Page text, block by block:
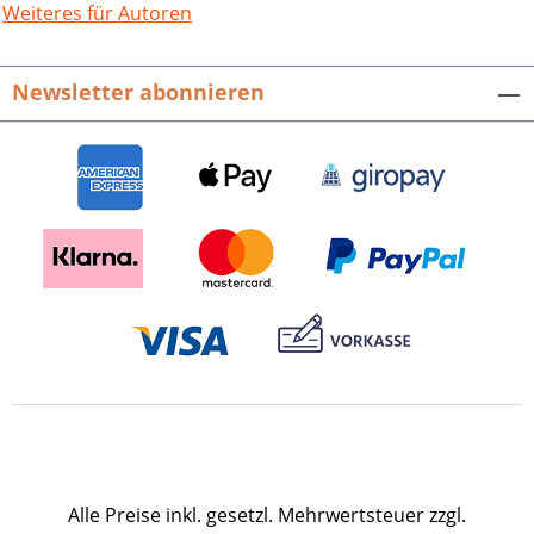
Weiteres für Autoren
Newsletter abonnieren
Alle Preise inkl. gesetzl. Mehrwertsteuer zzgl.